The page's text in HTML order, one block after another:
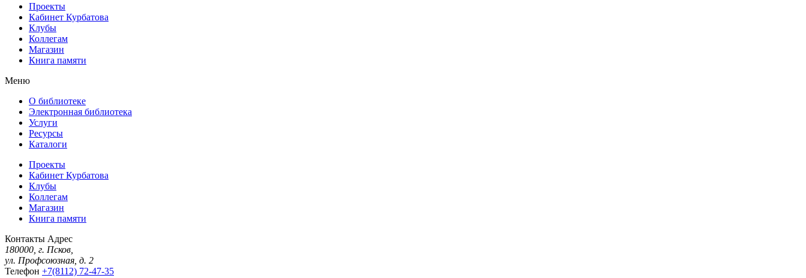
Проекты
Кабинет Курбатова
Клубы
Коллегам
Магазин
Книга памяти
Меню
О библиотеке
Электронная библиотека
Услуги
Ресурсы
Каталоги
Проекты
Кабинет Курбатова
Клубы
Коллегам
Магазин
Книга памяти
Контакты Адрес
180000, г. Псков,
ул. Профсоюзная, д. 2
Телефон +7(8112) 72-47-35